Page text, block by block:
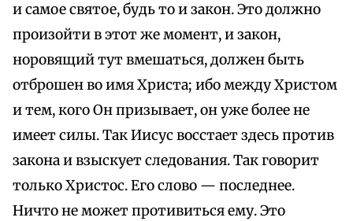
и самое святое, будь то и закон. Это должно
произойти в этот же момент, и закон,
норовящий тут вмешаться, должен быть
отброшен во имя Христа; ибо между Христом
и тем, кого Он призывает, он уже более не
имеет силы. Так Иисус восстает здесь против
закона и взыскует следования. Так говорит
только Христос. Его слово — последнее.
Ничто не может противиться ему. Это